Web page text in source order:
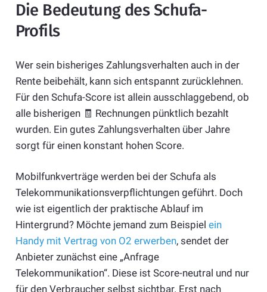
Die Bedeutung des Schufa-
Profils
Wer sein bisheriges Zahlungsverhalten auch in der
Rente beibehält, kann sich entspannt zurücklehnen.
Für den Schufa-Score ist allein ausschlaggebend, ob
alle bisherigen 🧾 Rechnungen pünktlich bezahlt
wurden. Ein gutes Zahlungsverhalten über Jahre
sorgt für einen konstant hohen Score.
Mobilfunkverträge werden bei der Schufa als
Telekommunikationsverpflichtungen geführt. Doch
wie ist eigentlich der praktische Ablauf im
Hintergrund? Möchte jemand zum Beispiel ein
Handy mit Vertrag von O2 erwerben, sendet der
Anbieter zunächst eine „Anfrage
Telekommunikation“. Diese ist Score-neutral und nur
für den Verbraucher selbst sichtbar. Erst nach